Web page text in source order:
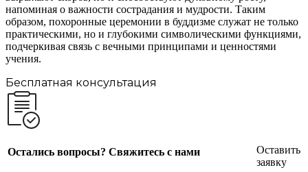
напоминая о важности сострадания и мудрости. Таким
образом, похоронные церемонии в буддизме служат не только
практическими, но и глубокими символическими функциями,
подчеркивая связь с вечными принципами и ценностями
учения.
Бесплатная консультация
Остались вопросы? Свяжитесь с нами
Оставить
заявку